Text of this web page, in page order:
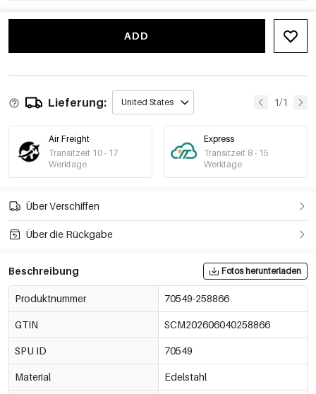
ADD
Lieferung: United States 1/1
Air Freight
Transitzeit 10 - 17
Werktage
Express
Transitzeit 8 - 15
Werktage
Über Verschiffen
Über die Rückgabe
Beschreibung Fotos herunterladen
Produktnummer 70549-258866
GTIN SCM202606040258866
SPU ID 70549
Material Edelstahl